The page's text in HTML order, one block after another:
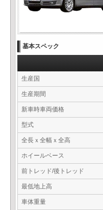
基本スペック
生産国
生産期間
新車時車両価格
型式
全長ｘ全幅ｘ全高
ホイールベース
前トレッド/後トレッド
最低地上高
車体重量